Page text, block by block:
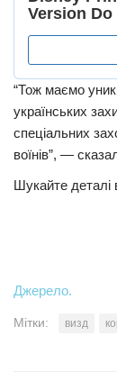
“Тож маємо
українських
спеціальних
воїнів”, —
Шукайте деталі
Джерело.
Мітки: визд